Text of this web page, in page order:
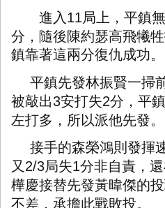
進入 11局上，平鎮
分，隨後陳約瑟高飛犧
鎮靠著這兩分復仇成功。
平鎮先發林振賢一掃
被敲出3安打失2分，平
左打多，所以派他先發。
接手的森榮鴻則發揮
又 2/3局失1分非自責，
樺慶接替先發黃暐傑的
不差，承擔此戰敗投。